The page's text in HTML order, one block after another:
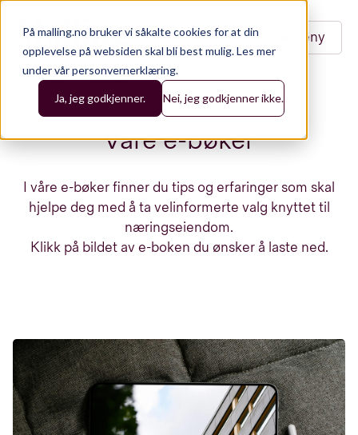
På malling.no bruker vi såkalte cookies for at din
opplevelse på websiden skal bli best mulig.Les mer
under vår personvernerklæring.
Ja, jeg godkjenner. Nei, jeg godkjenner ikke.
Meny
Malling.no / Eboker
Våre e-bøker
I våre e-bøker finner du tips og erfaringer som skal
hjelpe deg med å ta velinformerte valg knyttet til
næringseiendom.
Klikk på bildet av e-boken du ønsker å laste ned.